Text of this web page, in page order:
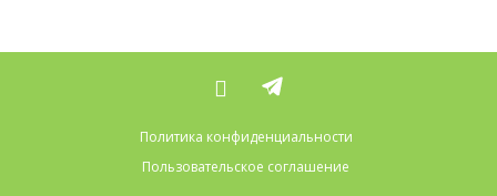
Политика конфиденциальности
Пользовательское соглашение